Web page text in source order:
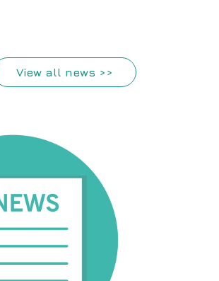
View all news >>